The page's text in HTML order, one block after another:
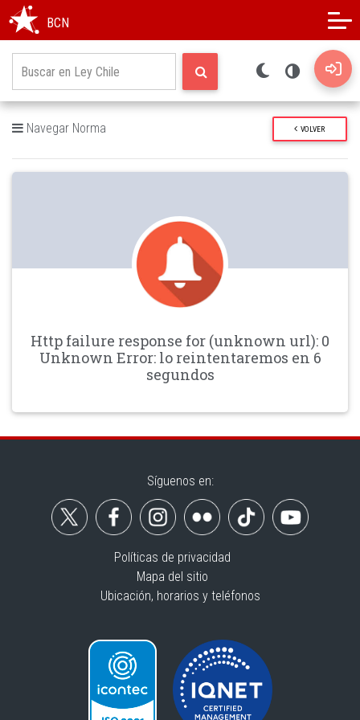
BCN
Navegar Norma VOLVER
Http failure response for (unknown url): 0
Unknown Error: lo reintentaremos en 6
segundos
Síguenos en:
Políticas de privacidad
Mapa del sitio
Ubicación, horarios y teléfonos